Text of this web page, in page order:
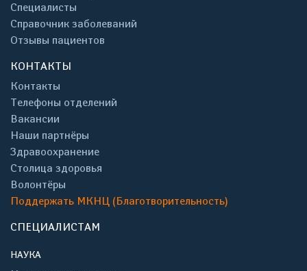
Специалисты
Справочник заболеваний
Отзывы пациентов
КОНТАКТЫ
Контакты
Телефоны отделений
Вакансии
Наши партнёры
Здравоохранение
Столица здоровья
Волонтёры
Поддержать МКНЦ (Благотворительность)
СПЕЦИАЛИСТАМ
НАУКА